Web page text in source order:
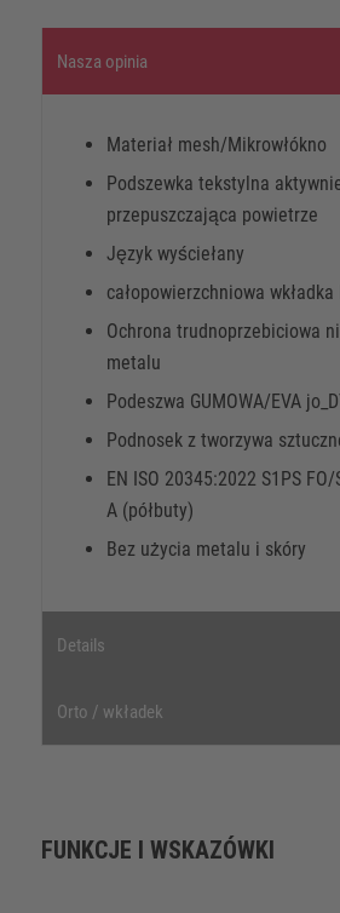
Nasza opinia
Materiał mesh/Mikrowłókno
Podszewka tekstylna
przepuszczająca powietrze
Język wyściełany
całopowierzchniowa wkładka
Ochrona trudnoprzebiciowa
metalu
Podeszwa GUMOWA/EVA
Podnosek z tworzywa
EN ISO 20345:2022 S1PS
A (półbuty)
Bez użycia metalu i skóry
Details
Orto / wkładek
FUNKCJE I WSKAZÓWKI